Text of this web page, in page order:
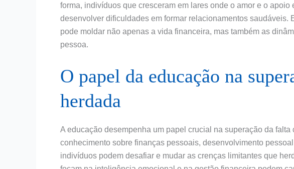
forma, indivíduos que cresceram em lares onde o amor e o
desenvolver dificuldades em formar relacionamentos saudáveis.
pode moldar não apenas a vida financeira, mas também as
pessoa.
O papel da educação na
herdada
A educação desempenha um papel crucial na superação da
conhecimento sobre finanças pessoais, desenvolvimento
indivíduos podem desafiar e mudar as crenças limitantes que